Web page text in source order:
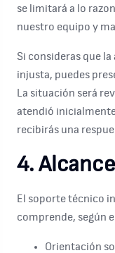
se limitará a lo
nuestro equipo y
Si consideras que
injusta, puedes
La situación será
atendió
recibirás una
4.
El soporte técnico
comprende, según
Orientación